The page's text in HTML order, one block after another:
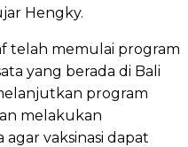
Hengky.
telah memulai program
yang berada di Bali
program
melakukan
vaksinasi dapat